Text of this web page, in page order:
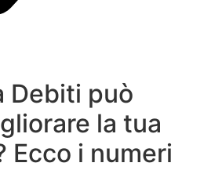
Debiti può
la tua
Ecco i numeri